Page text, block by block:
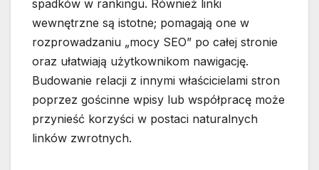
spadków w rankingu. Również linki
wewnętrzne są istotne; pomagają one w
rozprowadzaniu „mocy SEO” po całej stronie
oraz ułatwiają użytkownikom nawigację.
Budowanie relacji z innymi właścicielami stron
poprzez gościnne wpisy lub współpracę może
przynieść korzyści w postaci naturalnych
linków zwrotnych.